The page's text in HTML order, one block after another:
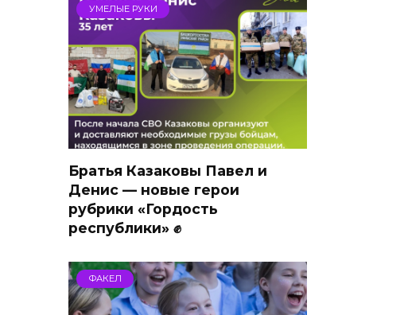
УМЕЛЫЕ РУКИ
Братья Казаковы Павел и
Денис — новые герои
рубрики «Гордость
республики» ✊
ФАКЕЛ